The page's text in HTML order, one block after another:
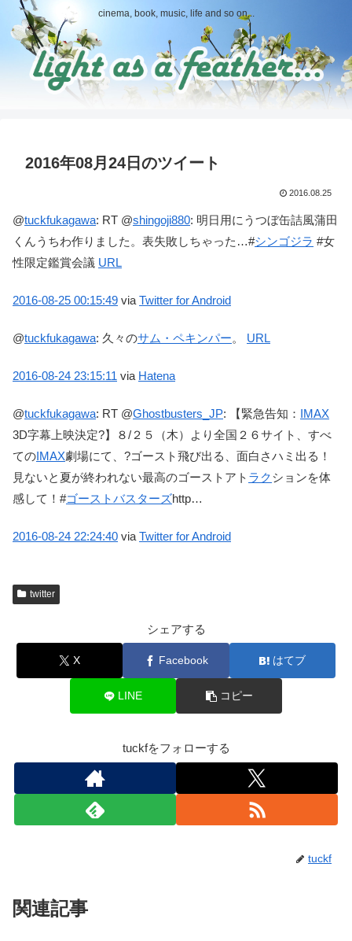
cinema, book, music, life and so on...
2016年08月24日のツイート
2016.08.25
@tuckfukagawa: RT @shingoji880: 明日用にうつぼ缶詰風蒲田
くんうちわ作りました。表失敗しちゃった…#シンゴジラ #女
性限定鑑賞会議 URL
2016-08-25 00:15:49 via Twitter for Android
@tuckfukagawa: 久々のサム・ペキンパー。 URL
2016-08-24 23:15:11 via Hatena
@tuckfukagawa: RT @Ghostbusters_JP: 【緊急告知： IMAX
3D字幕上映決定?】８/２５（木）より全国２６サイト、すべ
てのIMAX劇場にて、?ゴースト飛び出る、面白さハミ出る！
見ないと夏が終われない最高のゴーストアト ラクションを体
感して！#ゴーストバスターズhttp…
2016-08-24 22:24:40 via Twitter for Android
twitter
シェアする
X Facebook はてブ
LINE コピー
tuckfをフォローする
tuckf
関連記事